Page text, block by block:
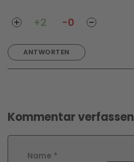
ANTWORTEN
+2 -0
Kommentar verfassen
Name *